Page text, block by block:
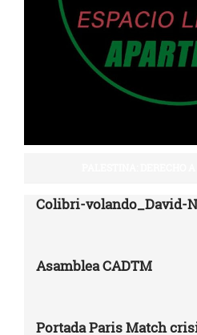
Colibri-volando_David-
Asamblea CADTM
Portada Paris Match